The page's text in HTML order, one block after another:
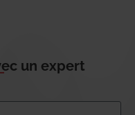
un expert